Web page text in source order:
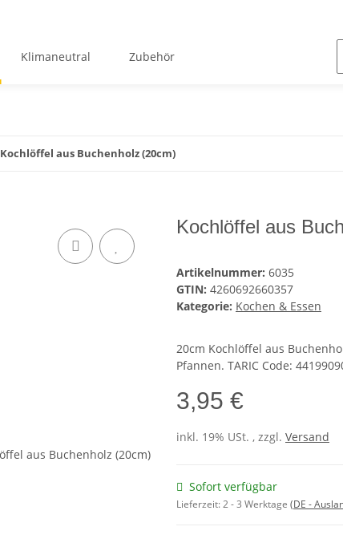
Klimaneutral Zubehör
Kochlöffel aus Buchenholz (20cm)
Kochlöffel aus
Artikelnummer: 6035
GTIN: 4260692660357
Kategorie: Kochen & Essen
20cm Kochlöffel aus
Pfannen. TARIC Code:
3,95 €
inkl. 19% USt. , zzgl. Versand
Sofort verfügbar
Lieferzeit:2 - 3 Werktage (DE -